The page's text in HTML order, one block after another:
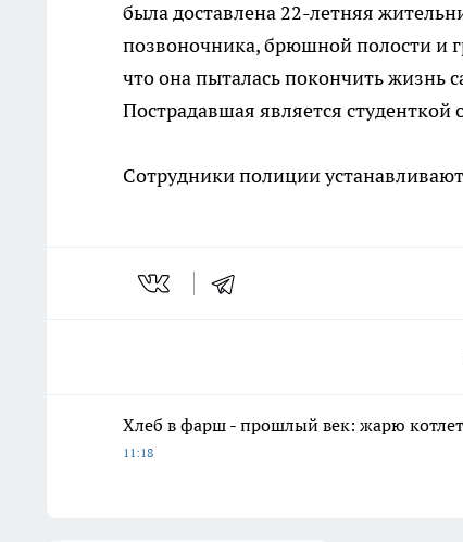
была доставлена 22-летняя
позвоночника, брюшной полости и
что она пыталась покончить жизнь
Пострадавшая является студенткой
Сотрудники полиции
Хлеб в фарш - прошлый век: жарю
11:18